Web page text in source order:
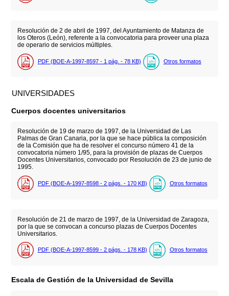
Resolución de 2 de abril de 1997, del Ayuntamiento de Matanza de
los Oteros (León), referente a la convocatoria para proveer una plaza
de operario de servicios múltiples.
PDF (BOE-A-1997-8597 - 1 pág. - 78 KB) Otros formatos
UNIVERSIDADES
Cuerpos docentes universitarios
Resolución de 19 de marzo de 1997, de la Universidad de Las
Palmas de Gran Canaria, por la que se hace pública la composición
de la Comisión que ha de resolver el concurso número 41 de la
convocatoria número 1/95, para la provisión de plazas de Cuerpos
Docentes Universitarios, convocado por Resolución de 23 de junio de
1995.
PDF (BOE-A-1997-8598 - 2 págs. - 170 KB) Otros formatos
Resolución de 21 de marzo de 1997, de la Universidad de Zaragoza,
por la que se convocan a concurso plazas de Cuerpos Docentes
Universitarios.
PDF (BOE-A-1997-8599 - 2 págs. - 178 KB) Otros formatos
Escala de Gestión de la Universidad de Sevilla